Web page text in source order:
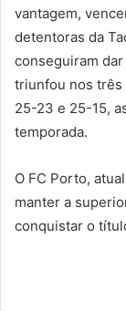
vantagem,
detentoras da
conseguiram
triunfou nos três
25-23 e 25-15,
temporada.
O FC Porto,
manter a
conquistar o